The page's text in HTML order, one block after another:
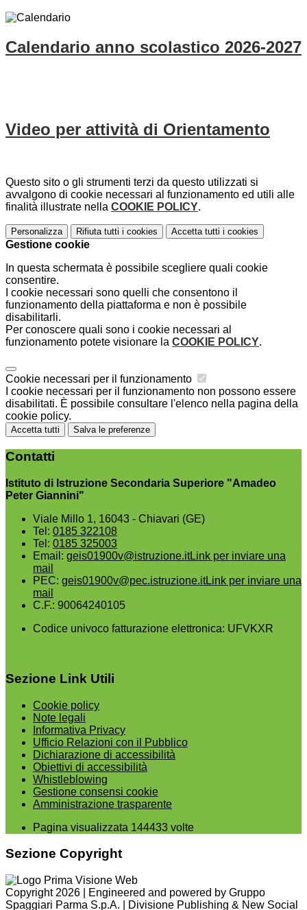
Calendario anno scolastico 2026-2027
Video per attività di Orientamento
Questo sito o gli strumenti terzi da questo utilizzati si
avvalgono di cookie necessari al funzionamento ed utili alle
finalità illustrate nella COOKIE POLICY.
Personalizza Rifiuta tutti i cookies Accetta tutti i cookies
Gestione cookie
In questa schermata è possibile scegliere quali cookie
consentire.
I cookie necessari sono quelli che consentono il
funzionamento della piattaforma e non è possibile
disabilitarli.
Per conoscere quali sono i cookie necessari al
funzionamento potete visionare la COOKIE POLICY.
Cookie necessari per il funzionamento
I cookie necessari per il funzionamento non possono essere
disabilitati. È possibile consultare l'elenco nella pagina della
cookie policy.
Accetta tutti Salva le preferenze
Contatti
Istituto di Istruzione Secondaria Superiore "Amadeo
Peter Giannini"
Viale Millo 1, 16043 - Chiavari (GE)
Tel: 0185 322108
Tel: 0185 325003
Email: geis01900v@istruzione.itLink per inviare una
mail
PEC: geis01900v@pec.istruzione.itLink per inviare una
mail
C.F.: 90064240105
Codice univoco fatturazione elettronica: UFVKXR
Sezione Link Utili
Cookie policy
Note legali
Informativa Privacy
Ufficio Relazioni con il Pubblico
Dichiarazione di accessibilità
Obiettivi di accessibilità
Whistleblowing
Gestione consensi cookie
Amministrazione trasparente
Pagina visualizzata 144433 volte
Sezione Copyright
Copyright 2026 | Engineered and powered by Gruppo
Spaggiari Parma S.p.A. | Divisione Publishing & New Social